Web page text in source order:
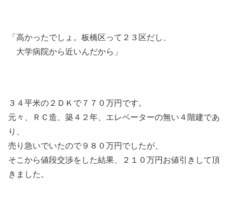
「高かったでしょ。板橋区って２３区だし、
大学病院から近いんだから」
３４平米の２ＤＫで７７０万円です。
元々、ＲＣ造、築４２年、エレベーターの無い４階建であ
り、
売り急いでいたので９８０万円でしたが、
そこから値段交渉をした結果、２１０万円お値引きして頂
きました。